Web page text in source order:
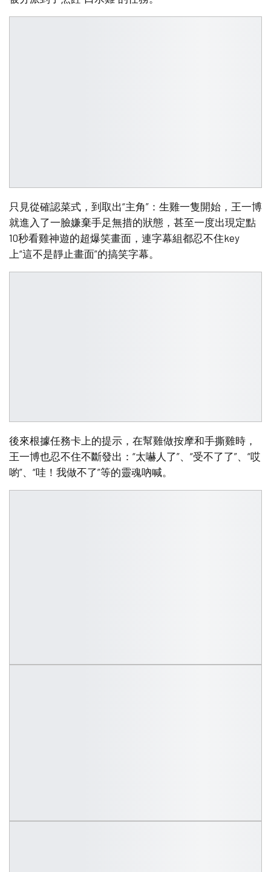
只見從確認菜式，到取出“主角”：生雞一隻開始，王一博
就進入了一臉嫌棄手足無措的狀態，甚至一度出現定點
10秒看雞神遊的超爆笑畫面，連字幕組都忍不住key
上“這不是靜止畫面”的搞笑字幕。
後來根據任務卡上的提示，在幫雞做按摩和手撕雞時，
王一博也忍不住不斷發出：“太嚇人了”、“受不了了”、“哎
喲”、“哇！我做不了”等的靈魂吶喊。